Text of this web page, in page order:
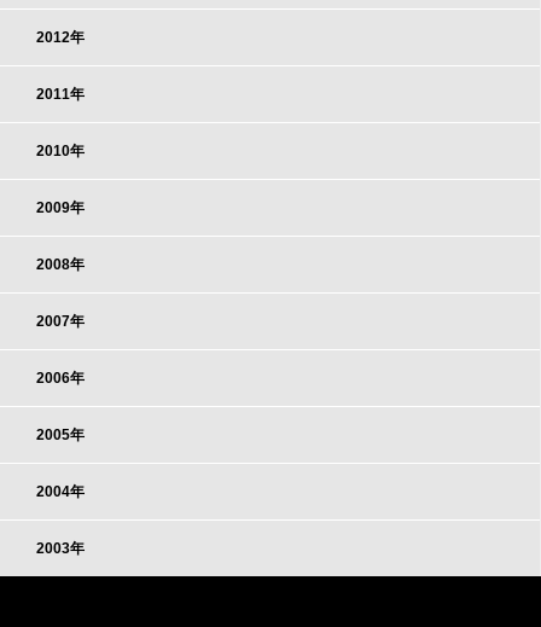
2012年
2011年
2010年
2009年
2008年
2007年
2006年
2005年
2004年
2003年